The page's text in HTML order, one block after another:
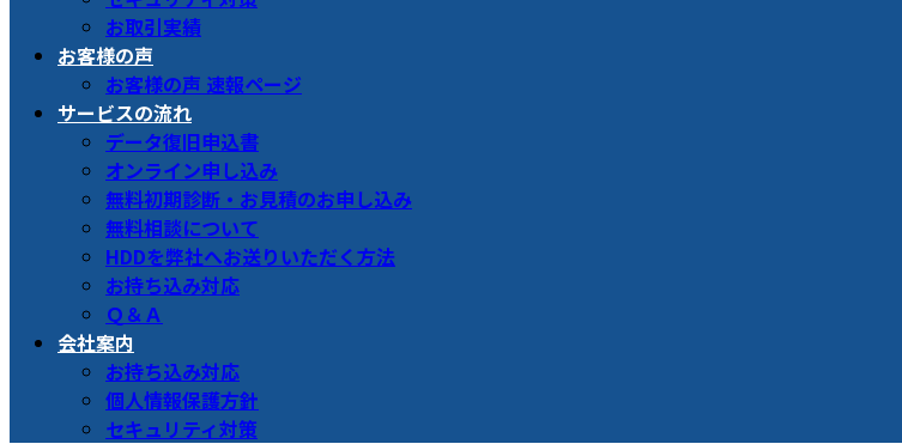
お取引実績
お客様の声
お客様の声 速報ページ
サービスの流れ
データ復旧申込書
オンライン申し込み
無料初期診断・お見積のお申し込み
無料相談について
HDDを弊社へお送りいただく方法
お持ち込み対応
Ｑ＆Ａ
会社案内
お持ち込み対応
個人情報保護方針
セキュリティ対策